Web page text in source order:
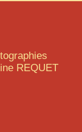
REQUET